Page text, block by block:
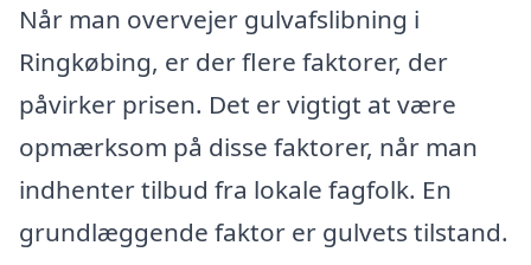
Når man overvejer gulvafslibning i
Ringkøbing, er der flere faktorer, der
påvirker prisen. Det er vigtigt at være
opmærksom på disse faktorer, når man
indhenter tilbud fra lokale fagfolk. En
grundlæggende faktor er gulvets tilstand.